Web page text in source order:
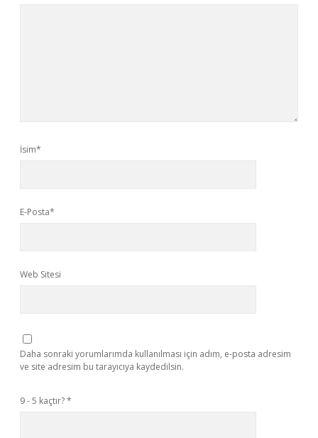
İsim*
E-Posta*
Web Sitesi
Daha sonraki yorumlarımda kullanılması için adım, e-posta adresim
ve site adresim bu tarayıcıya kaydedilsin.
9 - 5 kaçtır?*